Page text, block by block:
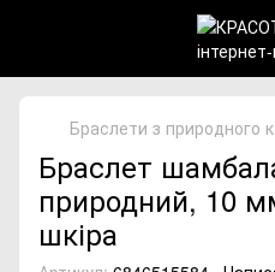
Браслети з природного
Браслет
природний, 10
шкіра